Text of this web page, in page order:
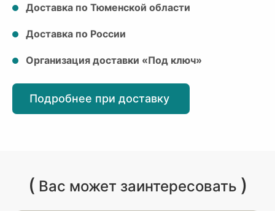
Доставка по Тюменской области
Доставка по России
Организация доставки «Под ключ»
Подробнее при доставку
( Вас может заинтересовать )